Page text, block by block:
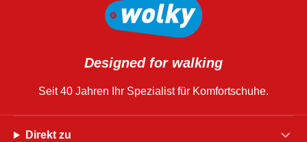
Designed for walking
Seit 40 Jahren Ihr Spezialist für Komfortschuhe.
Direkt zu